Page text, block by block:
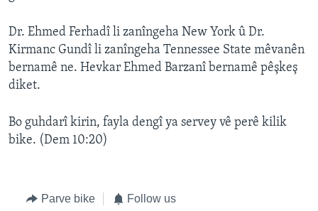
ÇAND Û HUNER
SERNIVÎS
SORANÎ
Learning English
Dr. Ehmed Ferhadî li zanîngeha New York û Dr.
Kirmanc Gundî li zanîngeha Tennessee State mêvanên
bernamê ne. Hevkar Ehmed Barzanî bernamê pêşkeş
diket.
Bo guhdarî kirin, fayla dengî ya servey vê perê kilik
bike. (Dem 10:20)
Parve bike Follow us